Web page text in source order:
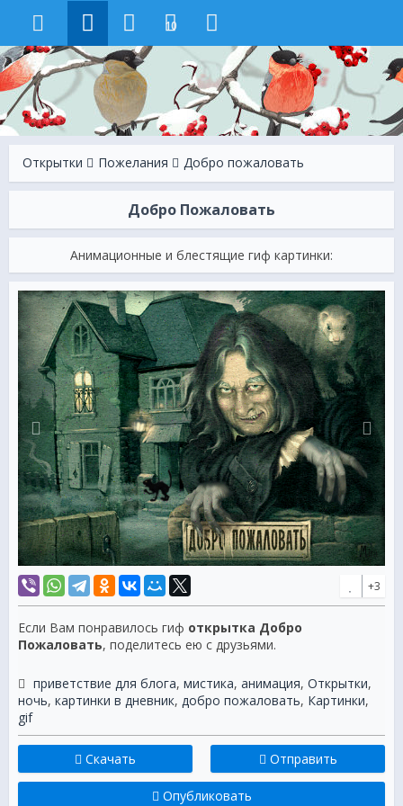
10
Открытки Пожелания Добро пожаловать
Добро Пожаловать
Анимационные и блестящие гиф картинки:
+3
Если Вам понравилось гиф открытка Добро
Пожаловать, поделитесь ею с друзьями.
приветствие для блога, мистика, анимация, Открытки,
ночь, картинки в дневник, добро пожаловать, Картинки,
gif
Скачать Отправить
Опубликовать